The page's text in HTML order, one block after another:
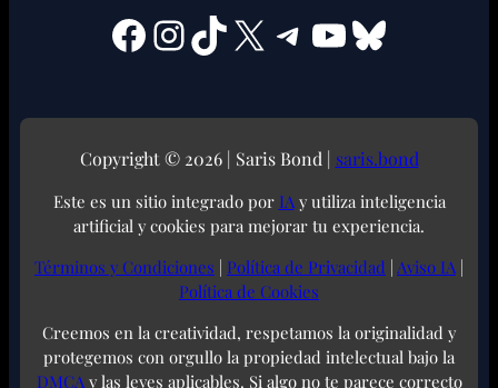
Facebook InstagramTikTok X Telegram YouTube Bluesky
Copyright © 2026 | Saris Bond | saris.bond
Este es un sitio integrado por IAy utiliza inteligencia
artificial y cookies para mejorar tu experiencia.
Términos y Condiciones | Política de Privacidad | Aviso IA|
Política de Cookies
Creemos en la creatividad, respetamos la originalidad y
protegemos con orgullo la propiedad intelectual bajo la
DMCAy las leyes aplicables. Si algo no te parece correcto